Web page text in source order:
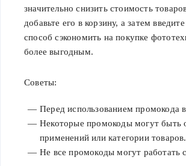
значительно снизить стоимость
добавьте его в корзину, а затем
способ сэкономить на покупке
более выгодным.
Советы:
Перед использованием промокода
Некоторые промокоды могут быть
применений или категории товаров.
Не все промокоды могут работать